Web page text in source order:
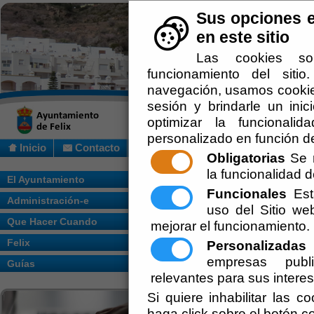
Sus opciones
en este sitio
Las cookies
funcionamiento del
navegación, usamos
sesión y brindarle un
optimizar la
personalizado en función
Obligatorias Se
la funcionalidad
Funcionales
uso del Sitio
mejorar el funcionamiento.
Personalizadas
empresas
relevantes para sus
Si quiere inhabilitar las
Inicio Contacto
El Ayuntamiento
Administración-e
Que Hacer Cuando
Felix
Guías
Usted se encuentra aquí:Inicio //
Escuchar
-> IGLESIA PARROQUIAL:En honor a
-> CASTILLO DE FELIX:
-> FUENTE:Con 3 caños de latón, data
-> MOLINO: Torre troncocónica en